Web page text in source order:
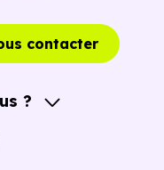
contacter
?